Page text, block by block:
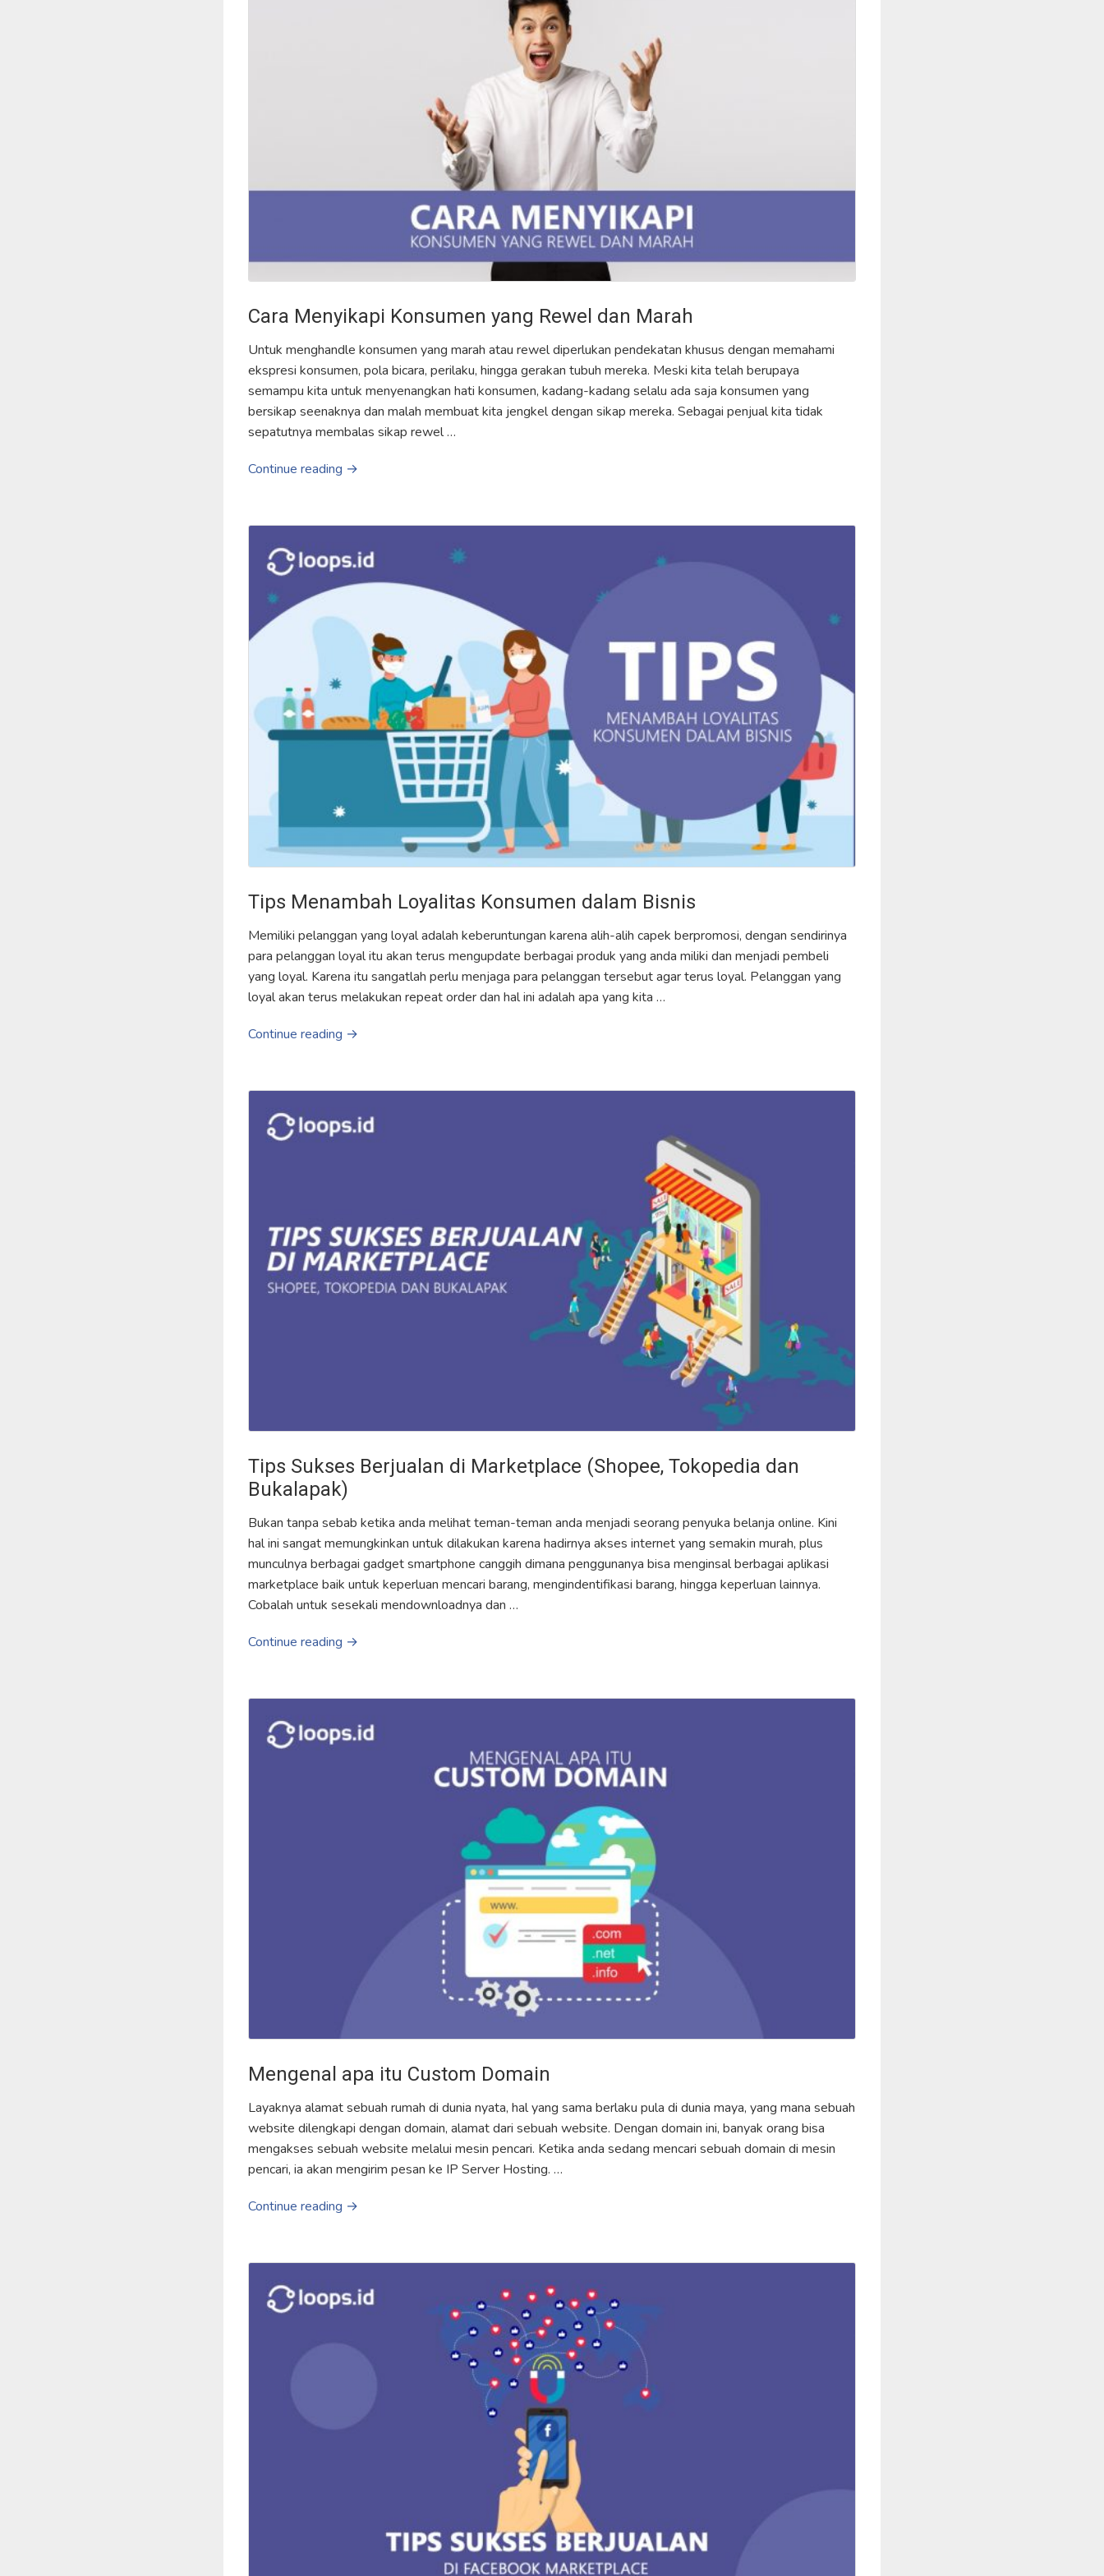
Cara Menyikapi Konsumen yang Rewel dan Marah
Untuk menghandle konsumen yang marah atau rewel diperlukan pendekatan khusus dengan memahami
ekspresi konsumen, pola bicara, perilaku, hingga gerakan tubuh mereka. Meski kita telah berupaya
semampu kita untuk menyenangkan hati konsumen, kadang-kadang selalu ada saja konsumen yang
bersikap seenaknya dan malah membuat kita jengkel dengan sikap mereka. Sebagai penjual kita tidak
sepatutnya membalas sikap rewel …
Continue reading →
Tips Menambah Loyalitas Konsumen dalam Bisnis
Memiliki pelanggan yang loyal adalah keberuntungan karena alih-alih capek berpromosi, dengan sendirinya
para pelanggan loyal itu akan terus mengupdate berbagai produk yang anda miliki dan menjadi pembeli
yang loyal. Karena itu sangatlah perlu menjaga para pelanggan tersebut agar terus loyal. Pelanggan yang
loyal akan terus melakukan repeat order dan hal ini adalah apa yang kita …
Continue reading →
Tips Sukses Berjualan di Marketplace (Shopee, Tokopedia dan
Bukalapak)
Bukan tanpa sebab ketika anda melihat teman-teman anda menjadi seorang penyuka belanja online. Kini
hal ini sangat memungkinkan untuk dilakukan karena hadirnya akses internet yang semakin murah, plus
munculnya berbagai gadget smartphone canggih dimana penggunanya bisa menginsal berbagai aplikasi
marketplace baik untuk keperluan mencari barang, mengindentifikasi barang, hingga keperluan lainnya.
Cobalah untuk sesekali mendownloadnya dan …
Continue reading →
Mengenal apa itu Custom Domain
Layaknya alamat sebuah rumah di dunia nyata, hal yang sama berlaku pula di dunia maya, yang mana sebuah
website dilengkapi dengan domain, alamat dari sebuah website. Dengan domain ini, banyak orang bisa
mengakses sebuah website melalui mesin pencari. Ketika anda sedang mencari sebuah domain di mesin
pencari, ia akan mengirim pesan ke IP Server Hosting. …
Continue reading →